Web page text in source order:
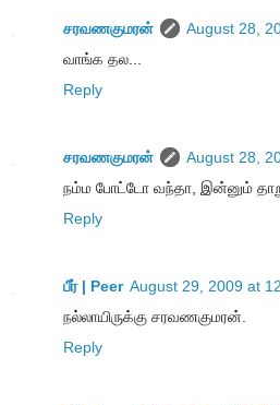
சரவணகுமரன்
August 28,
வாங்க தல...
Reply
சரவணகுமரன்
August 28,
நம்ம போட்டோ வந்தா, இன்னும்
Reply
பீர் | Peer August 29, 2009 at
நல்லாயிருக்கு சரவணகுமரன்.
Reply